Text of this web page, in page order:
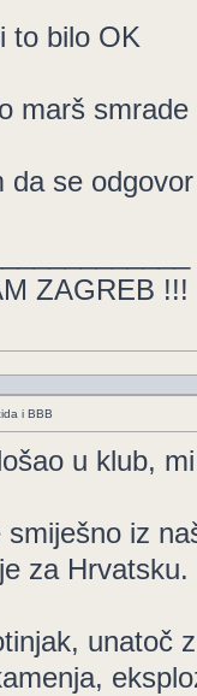
to bilo OK
marš smrade
da se
ZAGREB !!!
i BBB
u klub,
smiješno iz
za Hrvatsku.
unatoč